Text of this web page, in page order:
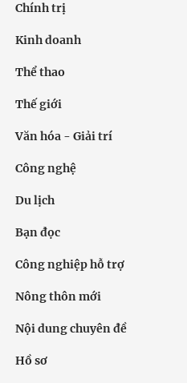
Chính trị
Kinh doanh
Thể thao
Thế giới
Văn hóa - Giải trí
Công nghệ
Du lịch
Bạn đọc
Công nghiệp hỗ trợ
Nông thôn mới
Nội dung chuyên đề
Hồ sơ